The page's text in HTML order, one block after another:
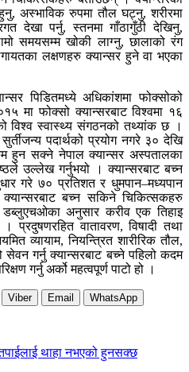
अस्भाविक रुपमा तौल घट्नु, शरीरमा
देखा पर्नु, स्तनमा गाँठागुँठी देखिनु,
समयसम्म खोकी लाग्नु, छालाको रंग
लक्षणहरु क्यान्सर हुने वा भएका
पिडितमध्ये अधिकांशमा फोक्सोको
मा फोक्सो क्यान्सरबाट विश्वमा १६
विश्व स्वास्थ्य संगठनको तथ्यांक छ ।
पदार्थको प्रयोग नगरे ३० देखि
हुन सक्ने नेपाल क्यान्सर अस्पतालका
उल्लेख गर्नुभयो । क्यान्सरबाट बच्न
गरे ७० प्रतिशत र धुमपान–मध्यपान
बच्न सकिने चिकित्सकहरु
अनुसार करीव एक तिहाइ
प्रदुषणरहित वातावरण, विषादी तथा
व्यायाम, नियन्त्रित शारीरिक तौल,
गर्नु क्यान्सरबाट बच्ने पहिलो कदम
गर्नु अर्को महत्वपूर्ण पाटो हो ।
Viber Email WhatsApp
थाहा नभएको हुनसक्छ